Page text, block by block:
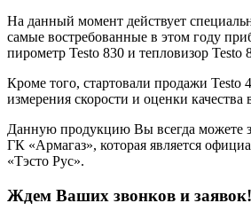
На данный момент действует
самые востребованные в этом году
пирометр Testo 830 и тепловизор Testo
Кроме того, стартовали продажи Testo
измерения скорости и оценки
Данную продукцию Вы всегда можете
ГК «Армагаз», которая является
«Тэсто Рус».
Ждем Ваших звонков и заявок!